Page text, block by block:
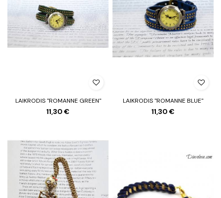
LAIKRODIS "ROMANNE GREEN"
11,30 €
LAIKRODIS "ROMANNE BLUE"
11,30 €